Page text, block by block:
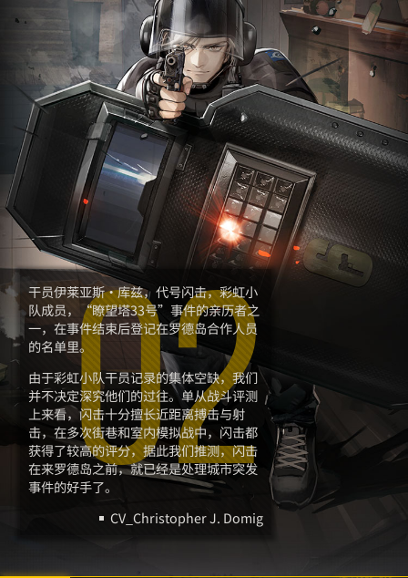
02
干员伊莱亚斯·库兹，代号闪击，彩虹小
队成员，“瞭望塔33号”事件的亲历者之
一，在事件结束后登记在罗德岛合作人员
的名单里。
由于彩虹小队干员记录的集体空缺，我们
并不决定深究他们的过往。单从战斗评测
上来看，闪击十分擅长近距离搏击与射
击，在多次街巷和室内模拟战中，闪击都
获得了较高的评分，据此我们推测，闪击
在来罗德岛之前，就已经是处理城市突发
事件的好手了。
CV_Christopher J. Domig